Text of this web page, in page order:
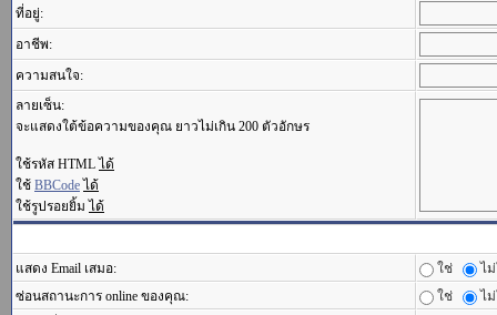
ที่อยู่:
อาชีพ:
ความสนใจ:
ลายเซ็น:
จะแสดงใต้ข้อความของคุณ ยาวไม่เกิน 200 ตัวอักษร
ใช้รหัส HTML ได้
ใช้ BBCode ได้
ใช้รูปรอยยิ้ม ได้
แสดง Email เสมอ: ใช่
ไ
ซ่อนสถานะการ online ของคุณ:
ใช่
ไ